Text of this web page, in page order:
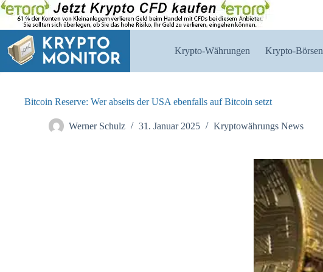
Zum
Inhalt
springen
Krypto-Währungen Krypto-Börsen
Bitcoin Reserve: Wer abseits der USA ebenfalls auf Bitcoin setzt
Werner Schulz 31. Januar 2025 Kryptowährungs News